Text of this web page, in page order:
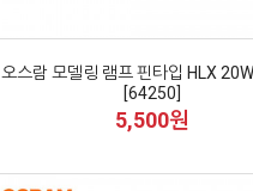
오스람 모델링 램프 핀타입 HLX
[64250]
5,500원